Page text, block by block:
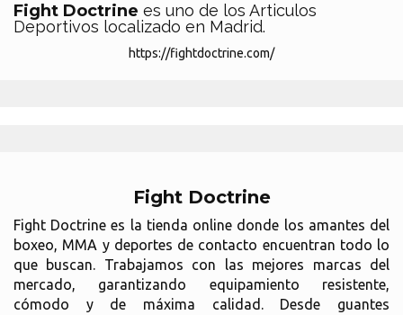
Fight Doctrine es uno de los Articulos
Deportivos localizado en Madrid.
https://fightdoctrine.com/
Fight Doctrine
Fight Doctrine es la tienda online donde los amantes del
boxeo, MMA y deportes de contacto encuentran todo lo
que buscan. Trabajamos con las mejores marcas del
mercado, garantizando equipamiento resistente,
cómodo y de máxima calidad. Desde guantes